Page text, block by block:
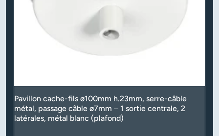
Pavillon cache-fils ø100mm h.23mm, serre-câble
métal, passage câble ø7mm – 1 sortie centrale, 2
latérales, métal blanc (plafond)